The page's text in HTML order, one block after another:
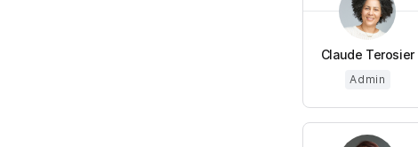
Claude Terosier
Admin